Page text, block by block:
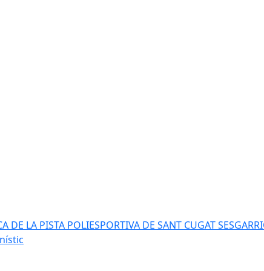
DE LA PISTA POLIESPORTIVA DE SANT CUGAT